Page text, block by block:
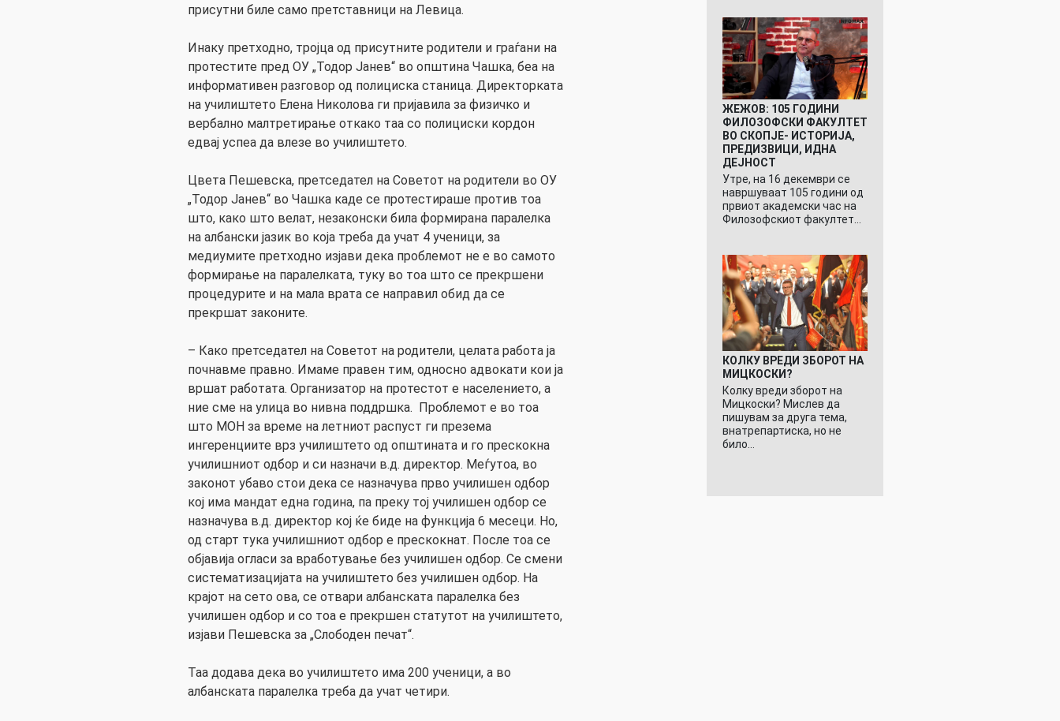
присутни биле само претставници на Левица.
Инаку претходно, тројца од присутните родители и граѓани на
протестите пред ОУ „Тодор Јанев“ во општина Чашка, беа на
информативен разговор од полициска станица. Директорката
на училиштето Елена Николова ги пријавила за физичко и
вербално малтретирање откако таа со полициски кордон
едвај успеа да влезе во училиштето.
Цвета Пешевска, претседател на Советот на родители во ОУ
„Тодор Јанев“ во Чашка каде се протестираше против тоа
што, како што велат, незаконски била формирана паралелка
на албански јазик во која треба да учат 4 ученици, за
медиумите претходно изјави дека проблемот не е во самото
формирање на паралелката, туку во тоа што се прекршени
процедурите и на мала врата се направил обид да се
прекршат законите.
– Како претседател на Советот на родители, целата работа ја
почнавме правно. Имаме правен тим, односно адвокати кои ја
вршат работата. Организатор на протестот е населението, а
ние сме на улица во нивна поддршка. Проблемот е во тоа
што МОН за време на летниот распуст ги презема
ингеренциите врз училиштето од општината и го прескокна
училишниот одбор и си назначи в.д. директор. Меѓутоа, во
законот убаво стои дека се назначува прво училишен одбор
кој има мандат една година, па преку тој училишен одбор се
назначува в.д. директор кој ќе биде на функција 6 месеци. Но,
од старт тука училишниот одбор е прескокнат. После тоа се
објавија огласи за вработување без училишен одбор. Се смени
систематизацијата на училиштето без училишен одбор. На
крајот на сето ова, се отвари албанската паралелка без
училишен одбор и со тоа е прекршен статутот на училиштето,
изјави Пешевска за „Слободен печат“.
Таа додава дека во училиштето има 200 ученици, а во
албанската паралелка треба да учат четири.
ЖЕЖОВ: 105 ГОДИНИ
ФИЛОЗОФСКИ ФАКУЛТЕТ
ВО СКОПЈЕ- ИСТОРИЈА,
ПРЕДИЗВИЦИ, ИДНА
ДЕЈНОСТ
Утре, на 16 декември се
навршуваат 105 години од
првиот академски час на
Филозофскиот факултет…
КОЛКУ ВРЕДИ ЗБОРОТ НА
МИЦКОСКИ?
Колку вреди зборот на
Мицкоски? Мислев да
пишувам за друга тема,
внатрепартиска, но не
било…